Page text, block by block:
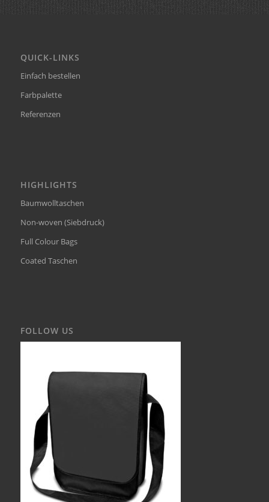
QUICK-LINKS
Einfach bestellen
Farbpalette
Referenzen
HIGHLIGHTS
Baumwolltaschen
Non-woven (Siebdruck)
Full Colour Bags
Coated Taschen
FOLLOW US